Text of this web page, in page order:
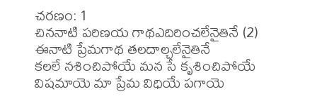
చరణం: 1
చిననాటి పరిణయ గాథఎదిరించలేనైతినే (2)
ఈనాటి ప్రేమగాథ తలదాల్చలేనైతినే
కలలే నశించిపోయే మన సే కృశించిపోయే
విషమాయె మా ప్రేమ విధియే పగాయె